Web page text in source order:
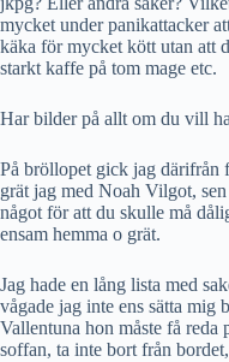
mycket under panikattacker
käka för mycket kött utan att
starkt kaffe på tom mage etc.
Har bilder på allt om du vill
På bröllopet gick jag därifrån
grät jag med Noah Vilgot,
något för att du skulle må
ensam hemma o grät.
Jag hade en lång lista med
vågade jag inte ens sätta
Vallentuna hon måste få
soffan, ta inte bort från